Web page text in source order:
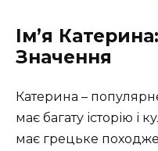
Ім’я
Значення
Катерина –
має багату історію і
має грецьке